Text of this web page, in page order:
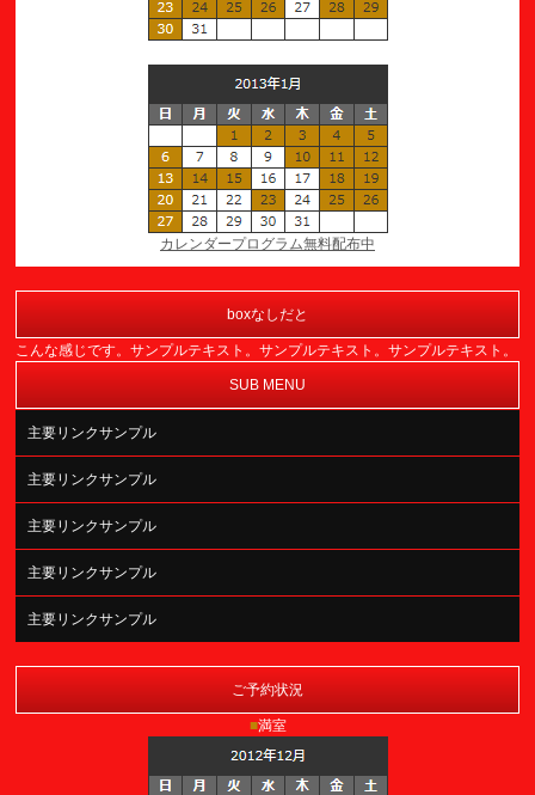
カレンダープログラム無料配布中
boxなしだと
こんな感じです。サンプルテキスト。サンプルテキスト。サンプルテキスト。
SUB MENU
主要リンクサンプル
主要リンクサンプル
主要リンクサンプル
主要リンクサンプル
主要リンクサンプル
ご予約状況
■満室